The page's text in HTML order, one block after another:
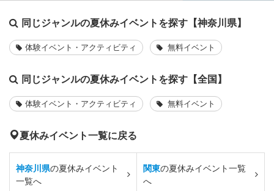
同じジャンルの夏休みイベントを探す【神奈川県】
体験イベント・アクティビティ 無料イベント
同じジャンルの夏休みイベントを探す【全国】
体験イベント・アクティビティ 無料イベント
夏休みイベント一覧に戻る
神奈川県の夏休みイベント
一覧へ
関東の夏休みイベント一覧
へ